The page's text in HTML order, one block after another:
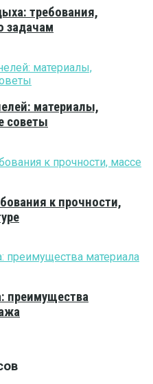
требования,
задачам
материалы,
советы
к прочности,
преимущества